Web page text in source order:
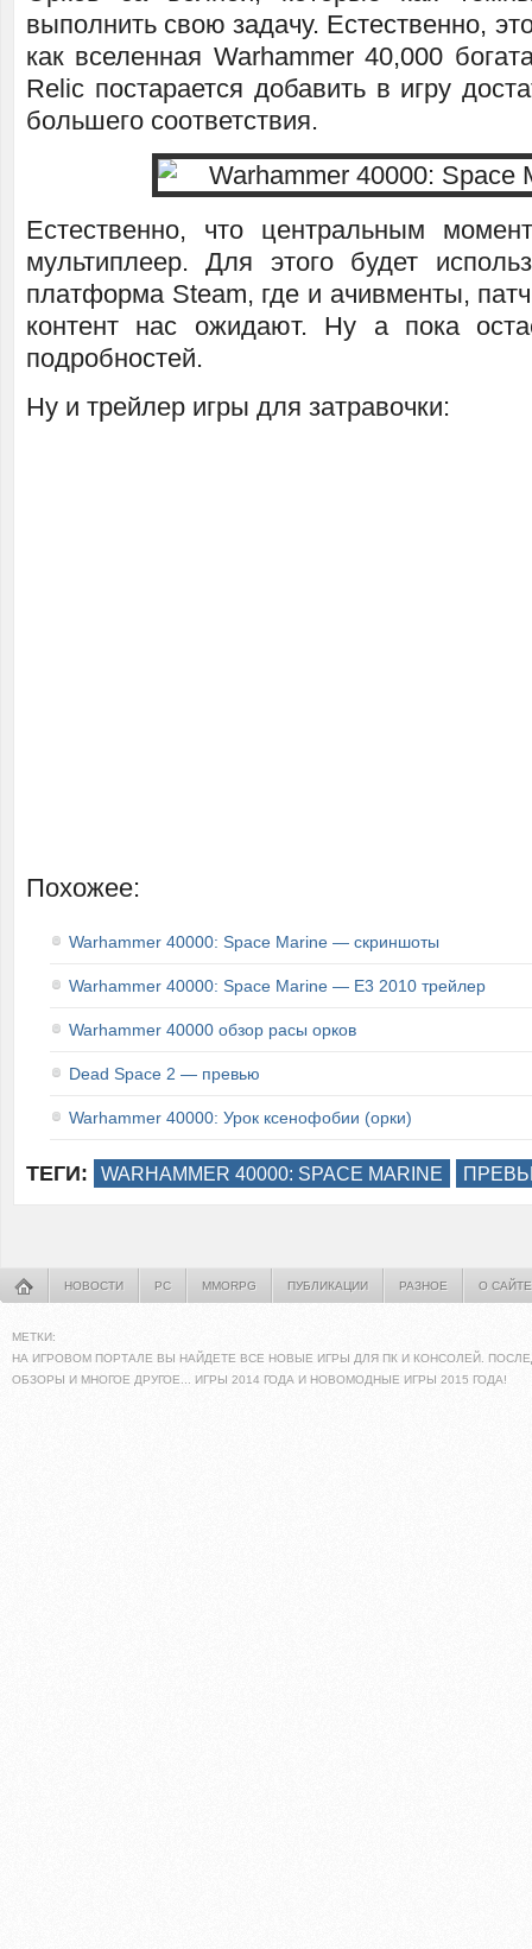
выполнить свою задачу. Естественно,
как вселенная Warhammer 40,000
Relic постарается добавить в игру
большего соответствия.
Естественно, что центральным
мультиплеер. Для этого будет
платформа Steam, где и ачивменты,
контент нас ожидают. Ну а пока
подробностей.
Ну и трейлер игры для затравочки:
Похожее:
Warhammer 40000: Space Marine — скриншоты
Warhammer 40000: Space Marine — E3 2010 трейлер
Warhammer 40000 обзор расы орков
Dead Space 2 — превью
Warhammer 40000: Урок ксенофобии (орки)
ТЕГИ: WARHAMMER 40000: SPACE MARINE
НОВОСТИ PC MMORPG ПУБЛИКАЦИИ РАЗНОЕ О САЙТЕ
МЕТКИ:
НА ИГРОВОМ ПОРТАЛЕ ВЫ НАЙДЕТЕ ВСЕ НОВЫЕ ИГРЫ ДЛЯ ПК И КОНСОЛЕЙ.
ОБЗОРЫ И МНОГОЕ ДРУГОЕ... ИГРЫ 2014 ГОДА И НОВОМОДНЫЕ ИГРЫ 2015 ГОДА!